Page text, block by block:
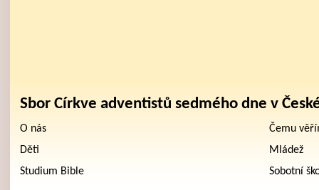
Sbor Církve adventistů sedmého dne v
O nás
Čemu
Děti
Mládež
Studium Bible
Sobotní